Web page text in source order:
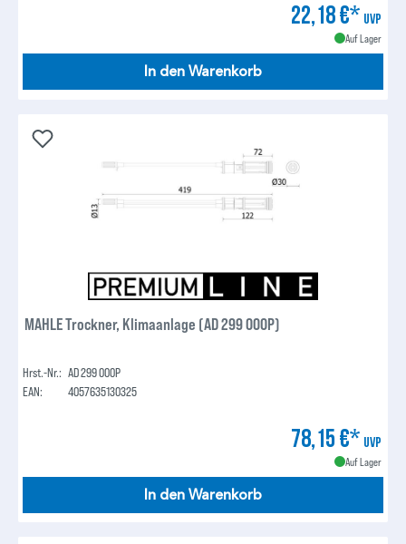
22,18 €* UVP
Auf Lager
In den Warenkorb
MAHLE Trockner, Klimaanlage (AD 299 000P)
Hrst.-Nr.: AD 299 000P
EAN:
4057635130325
78,15 €* UVP
Auf Lager
In den Warenkorb